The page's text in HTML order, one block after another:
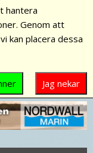
hantera
Genom att
kan placera dessa
Jag nekar